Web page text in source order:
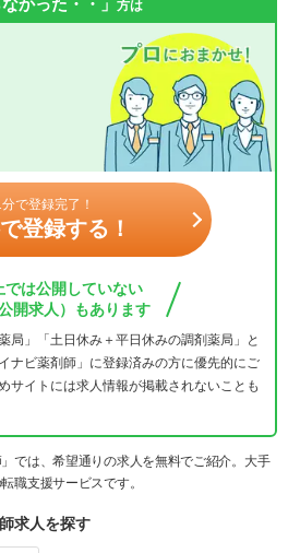
方は
分で登録完了！
登録する！
では公開していない
開求人）もあります
局」「土日休み＋平日休みの調剤薬局」と
ナビ薬剤師」に登録済みの方に優先的にご
サイトには求人情報が掲載されないことも
では、希望通りの求人を無料でご紹介。大手
職支援サービスです。
求人を探す